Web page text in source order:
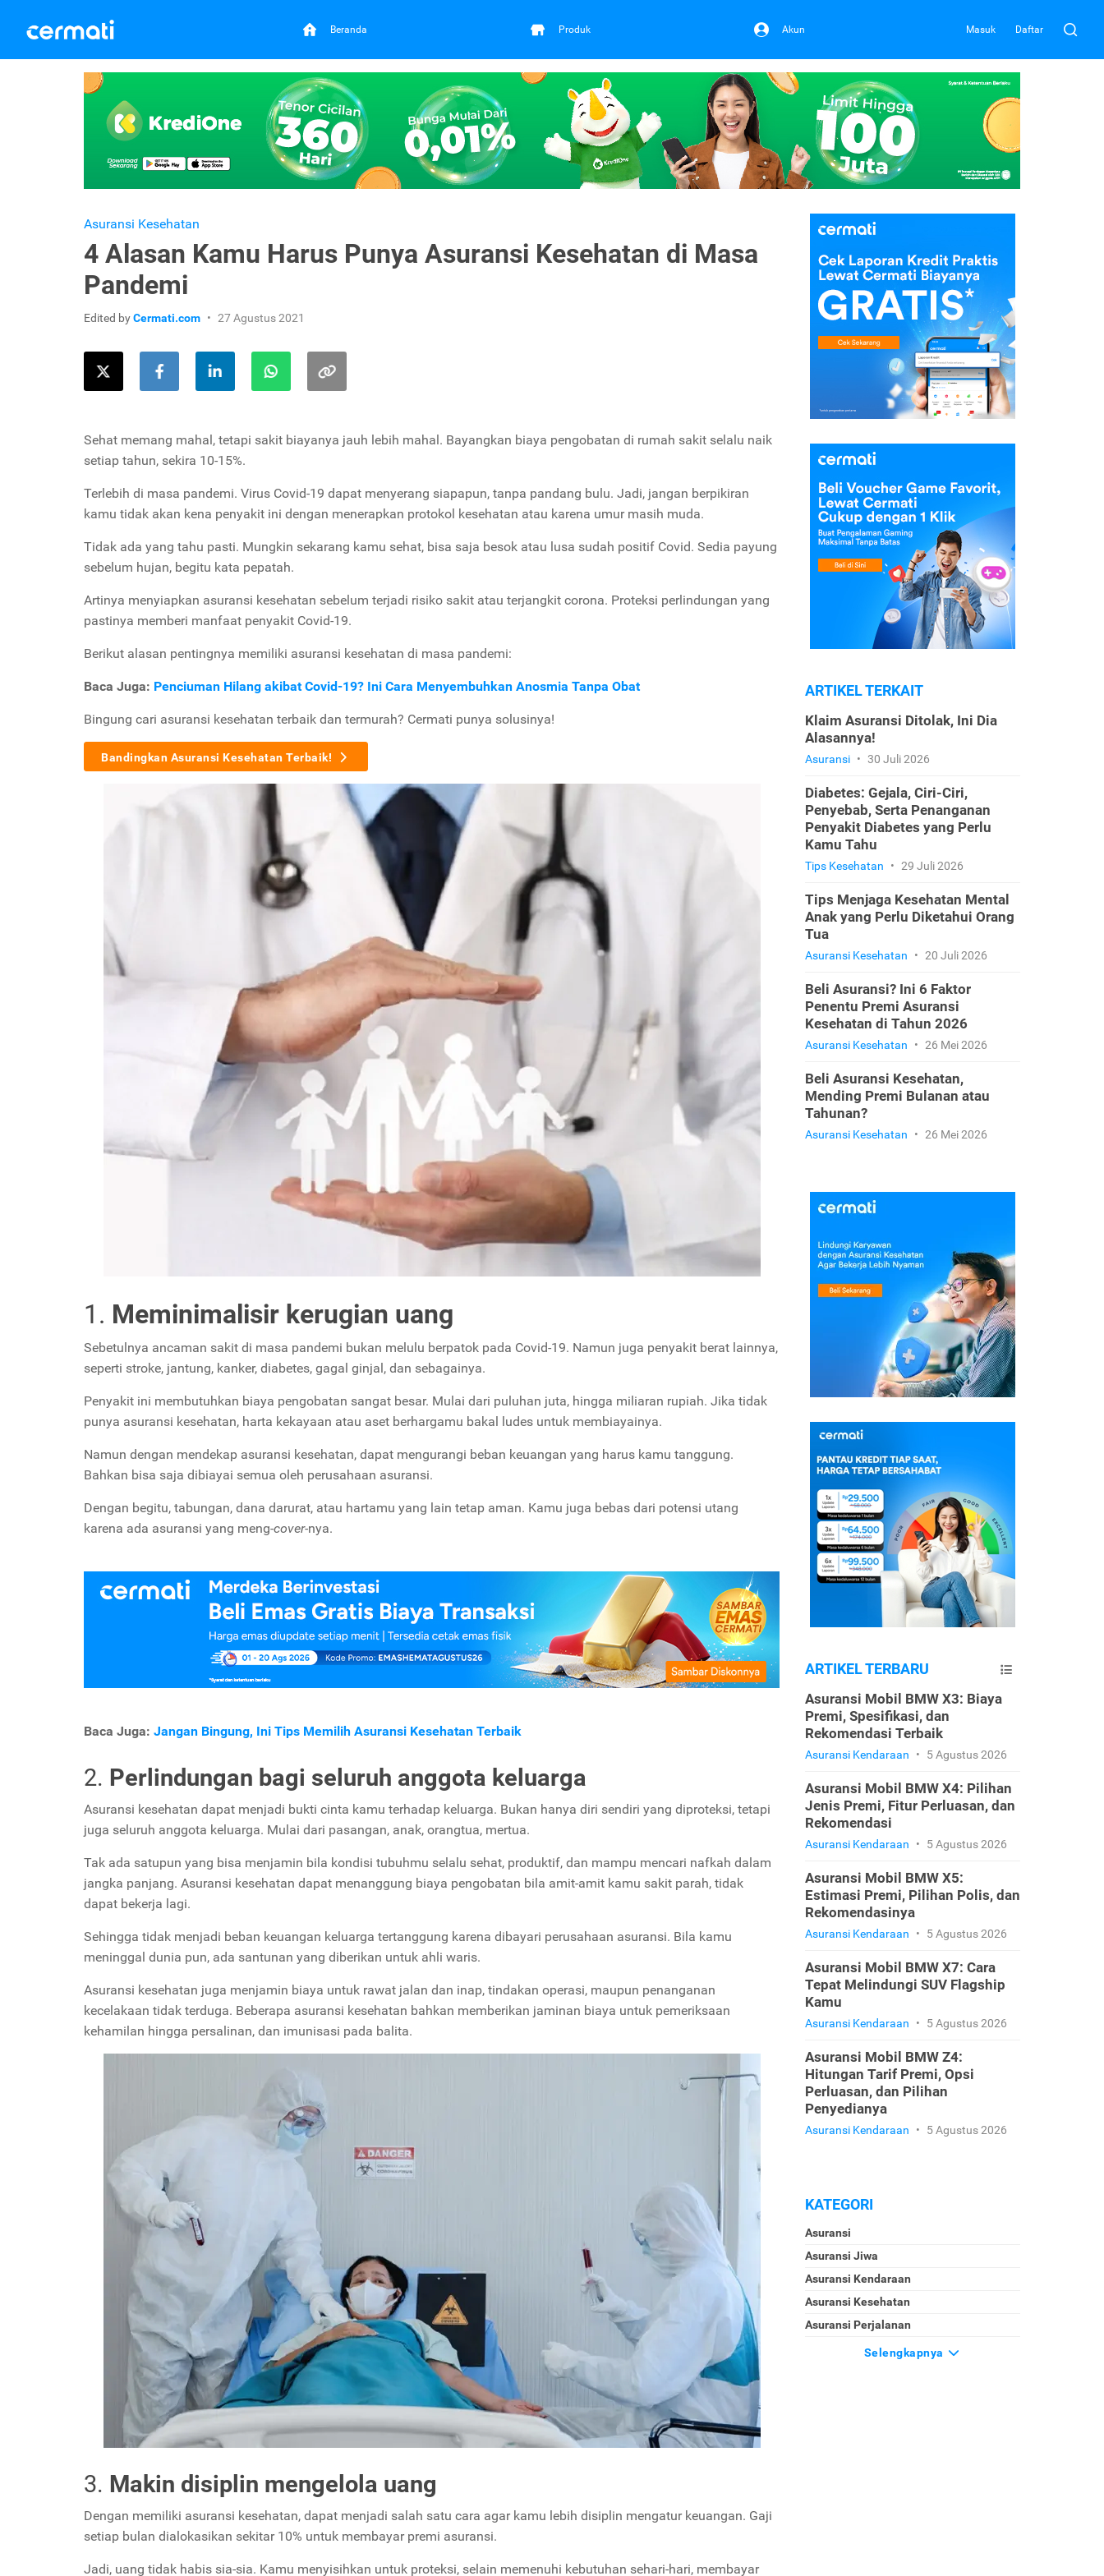
Beranda Produk Akun Masuk Daftar
Asuransi Kesehatan
4 Alasan Kamu Harus Punya Asuransi Kesehatan di Masa
Pandemi
Edited byCermati.com 27 Agustus 2021
Sehat memang mahal, tetapi sakit biayanya jauh lebih mahal. Bayangkan biaya pengobatan di rumah sakit selalu naik
setiap tahun, sekira 10-15%.
Terlebih di masa pandemi. Virus Covid-19 dapat menyerang siapapun, tanpa pandang bulu. Jadi, jangan berpikiran
kamu tidak akan kena penyakit ini dengan menerapkan protokol kesehatan atau karena umur masih muda.
Tidak ada yang tahu pasti. Mungkin sekarang kamu sehat, bisa saja besok atau lusa sudah positif Covid. Sedia payung
sebelum hujan, begitu kata pepatah.
Artinya menyiapkan asuransi kesehatan sebelum terjadi risiko sakit atau terjangkit corona. Proteksi perlindungan yang
pastinya memberi manfaat penyakit Covid-19.
Berikut alasan pentingnya memiliki asuransi kesehatan di masa pandemi:
Baca Juga: Penciuman Hilang akibat Covid-19? Ini Cara Menyembuhkan Anosmia Tanpa Obat
Bingung cari asuransi kesehatan terbaik dan termurah? Cermati punya solusinya!
Bandingkan Asuransi Kesehatan Terbaik!
1. Meminimalisir kerugian uang
Sebetulnya ancaman sakit di masa pandemi bukan melulu berpatok pada Covid-19. Namun juga penyakit berat lainnya,
seperti stroke, jantung, kanker, diabetes, gagal ginjal, dan sebagainya.
Penyakit ini membutuhkan biaya pengobatan sangat besar. Mulai dari puluhan juta, hingga miliaran rupiah. Jika tidak
punya asuransi kesehatan, harta kekayaan atau aset berhargamu bakal ludes untuk membiayainya.
Namun dengan mendekap asuransi kesehatan, dapat mengurangi beban keuangan yang harus kamu tanggung.
Bahkan bisa saja dibiayai semua oleh perusahaan asuransi.
Dengan begitu, tabungan, dana darurat, atau hartamu yang lain tetap aman. Kamu juga bebas dari potensi utang
karena ada asuransi yang meng-cover-nya.
Baca Juga: Jangan Bingung, Ini Tips Memilih Asuransi Kesehatan Terbaik
2. Perlindungan bagi seluruh anggota keluarga
Asuransi kesehatan dapat menjadi bukti cinta kamu terhadap keluarga. Bukan hanya diri sendiri yang diproteksi, tetapi
juga seluruh anggota keluarga. Mulai dari pasangan, anak, orangtua, mertua.
Tak ada satupun yang bisa menjamin bila kondisi tubuhmu selalu sehat, produktif, dan mampu mencari nafkah dalam
jangka panjang. Asuransi kesehatan dapat menanggung biaya pengobatan bila amit-amit kamu sakit parah, tidak
dapat bekerja lagi.
Sehingga tidak menjadi beban keuangan keluarga tertanggung karena dibayari perusahaan asuransi. Bila kamu
meninggal dunia pun, ada santunan yang diberikan untuk ahli waris.
Asuransi kesehatan juga menjamin biaya untuk rawat jalan dan inap, tindakan operasi, maupun penanganan
kecelakaan tidak terduga. Beberapa asuransi kesehatan bahkan memberikan jaminan biaya untuk pemeriksaan
kehamilan hingga persalinan, dan imunisasi pada balita.
3. Makin disiplin mengelola uang
Dengan memiliki asuransi kesehatan, dapat menjadi salah satu cara agar kamu lebih disiplin mengatur keuangan. Gaji
setiap bulan dialokasikan sekitar 10% untuk membayar premi asuransi.
Jadi, uang tidak habis sia-sia. Kamu menyisihkan untuk proteksi, selain memenuhi kebutuhan sehari-hari, membayar
ARTIKEL TERKAIT
Klaim Asuransi Ditolak, Ini Dia
Alasannya!
Asuransi • 30 Juli 2026
Diabetes: Gejala, Ciri-Ciri,
Penyebab, Serta Penanganan
Penyakit Diabetes yang Perlu
Kamu Tahu
Tips Kesehatan • 29 Juli 2026
Tips Menjaga Kesehatan Mental
Anak yang Perlu Diketahui Orang
Tua
Asuransi Kesehatan • 20 Juli 2026
Beli Asuransi? Ini 6 Faktor
Penentu Premi Asuransi
Kesehatan di Tahun 2026
Asuransi Kesehatan • 26 Mei 2026
Beli Asuransi Kesehatan,
Mending Premi Bulanan atau
Tahunan?
Asuransi Kesehatan • 26 Mei 2026
ARTIKEL TERBARU
Asuransi Mobil BMW X3: Biaya
Premi, Spesifikasi, dan
Rekomendasi Terbaik
Asuransi Kendaraan • 5 Agustus 2026
Asuransi Mobil BMW X4: Pilihan
Jenis Premi, Fitur Perluasan, dan
Rekomendasi
Asuransi Kendaraan • 5 Agustus 2026
Asuransi Mobil BMW X5:
Estimasi Premi, Pilihan Polis, dan
Rekomendasinya
Asuransi Kendaraan • 5 Agustus 2026
Asuransi Mobil BMW X7: Cara
Tepat Melindungi SUV Flagship
Kamu
Asuransi Kendaraan • 5 Agustus 2026
Asuransi Mobil BMW Z4:
Hitungan Tarif Premi, Opsi
Perluasan, dan Pilihan
Penyedianya
Asuransi Kendaraan • 5 Agustus 2026
KATEGORI
Asuransi
Asuransi Jiwa
Asuransi Kendaraan
Asuransi Kesehatan
Asuransi Perjalanan
Selengkapnya